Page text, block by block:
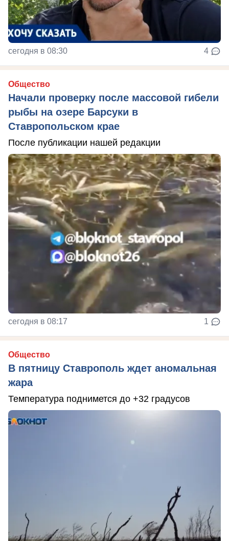
сегодня в 08:30 4
Общество
Начали проверку после массовой гибели
рыбы на озере Барсуки в
Ставропольском крае
После публикации нашей редакции
сегодня в 08:17 1
Общество
В пятницу Ставрополь ждет аномальная
жара
Температура поднимется до +32 градусов